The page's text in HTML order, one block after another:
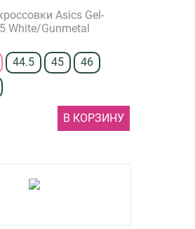
Asics Gel-
White/Gunmetal
44.5 45
46
В КОРЗИНУ